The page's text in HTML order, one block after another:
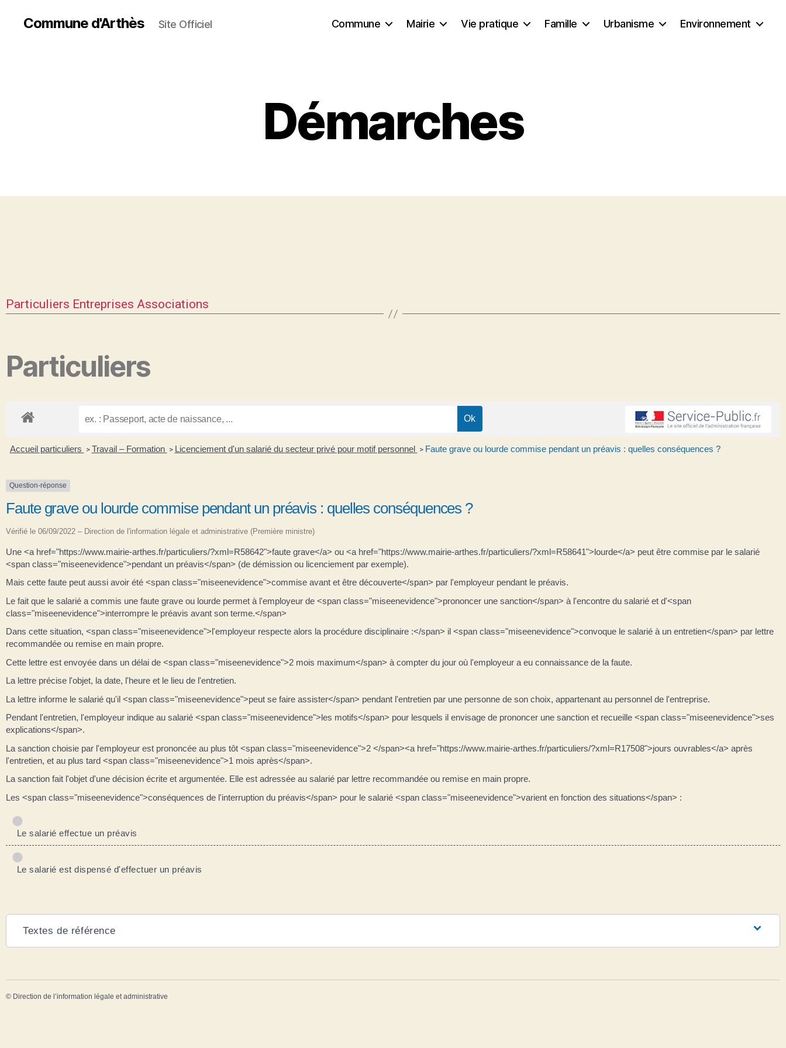
Commune d'Arthès Site Officiel Commune Mairie Vie pratique Famille Urbanisme Environnement
Démarches
Particuliers Entreprises Associations
Particuliers
Accueil particuliers > Travail – Formation > Licenciement d'un salarié du secteur privé pour motif personnel > Faute grave ou lourde commise pendant un préavis : quelles conséquences ?
Question-réponse
Faute grave ou lourde commise pendant un préavis : quelles conséquences ?
Vérifié le 06/09/2022 – Direction de l'information légale et administrative (Première ministre)
Une <a href="https://www.mairie-arthes.fr/particuliers/?xml=R58642">faute grave</a> ou <a href="https://www.mairie-arthes.fr/particuliers/?xml=R58641">lourde</a> peut être commise par le salarié
<span class="miseenevidence">pendant un préavis</span> (de démission ou licenciement par exemple).
Mais cette faute peut aussi avoir été <span class="miseenevidence">commise avant et être découverte</span> par l'employeur pendant le préavis.
Le fait que le salarié a commis une faute grave ou lourde permet à l'employeur de <span class="miseenevidence">prononcer une sanction</span> à l'encontre du salarié et d'<span
class="miseenevidence">interrompre le préavis avant son terme.</span>
Dans cette situation, <span class="miseenevidence">l'employeur respecte alors la procédure disciplinaire :</span> il <span class="miseenevidence">convoque le salarié à un entretien</span> par lettre
recommandée ou remise en main propre.
Cette lettre est envoyée dans un délai de <span class="miseenevidence">2 mois maximum</span> à compter du jour où l'employeur a eu connaissance de la faute.
La lettre précise l'objet, la date, l'heure et le lieu de l'entretien.
La lettre informe le salarié qu'il <span class="miseenevidence">peut se faire assister</span> pendant l'entretien par une personne de son choix, appartenant au personnel de l'entreprise.
Pendant l'entretien, l'employeur indique au salarié <span class="miseenevidence">les motifs</span> pour lesquels il envisage de prononcer une sanction et recueille <span class="miseenevidence">ses
explications</span>.
La sanction choisie par l'employeur est prononcée au plus tôt <span class="miseenevidence">2 </span><a href="https://www.mairie-arthes.fr/particuliers/?xml=R17508">jours ouvrables</a> après
l'entretien, et au plus tard <span class="miseenevidence">1 mois après</span>.
La sanction fait l'objet d'une décision écrite et argumentée. Elle est adressée au salarié par lettre recommandée ou remise en main propre.
Les <span class="miseenevidence">conséquences de l'interruption du préavis</span> pour le salarié <span class="miseenevidence">varient en fonction des situations</span> :
Le salarié effectue un préavis
Le salarié est dispensé d'effectuer un préavis
Textes de référence
© Direction de l’information légale et administrative